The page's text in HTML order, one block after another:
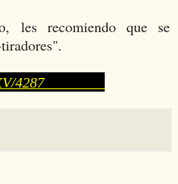
les recomiendo que se
4287